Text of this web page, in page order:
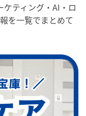
ティング・AI・ロ
を一覧でまとめて